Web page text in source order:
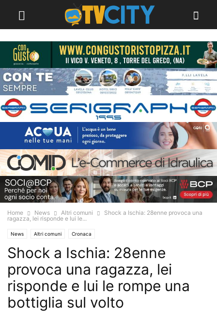
Home News Altri comuni
Shock a Ischia: 28enne provoca una
ragazza, lei risponde e lui le...
News Altri comuni Cronaca
Shock a Ischia: 28enne
provoca una ragazza, lei
risponde e lui le rompe una
bottiglia sul volto